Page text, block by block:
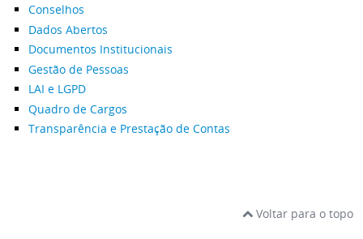
Conselhos
Dados Abertos
Documentos Institucionais
Gestão de Pessoas
LAI e LGPD
Quadro de Cargos
Transparência e Prestação de Contas
Voltar para o topo